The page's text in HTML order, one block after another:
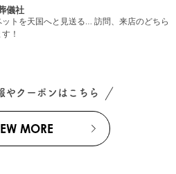
儀社
トを天国へと見送る… 訪問、来店のどちら
！
やクーポンはこちら
MORE